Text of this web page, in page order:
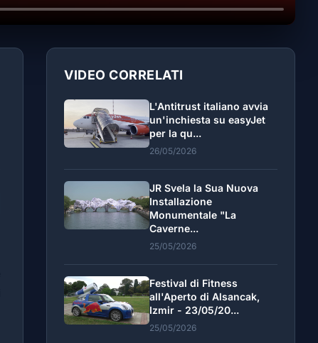
VIDEO CORRELATI
L'Antitrust italiano avvia
un'inchiesta su easyJet
per la qu...
26/05/2026
JR Svela la Sua Nuova
Installazione
Monumentale "La
Caverne...
25/05/2026
Festival di Fitness
all'Aperto di Alsancak,
Izmir - 23/05/20...
25/05/2026